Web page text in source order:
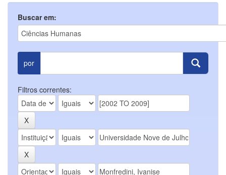
Buscar em:
por
Filtros correntes: